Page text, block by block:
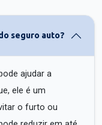
seguro auto?
ajudar a
ele é um
o furto ou